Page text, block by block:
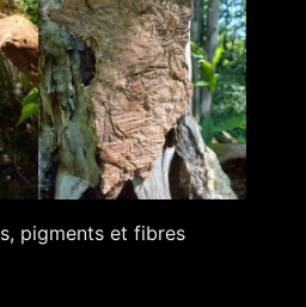
pigments et fibres